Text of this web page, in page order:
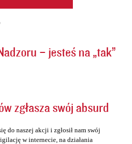
– jesteś na „tak”
zgłasza swój absurd
do naszej akcji i zgłosił nam swój
w internecie, na działania